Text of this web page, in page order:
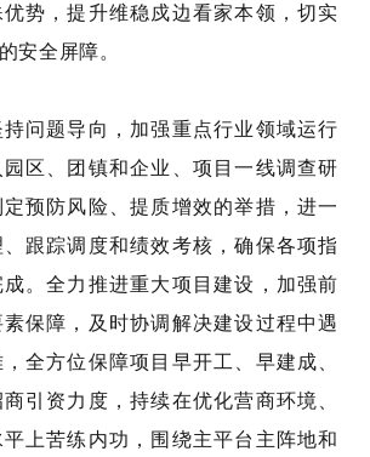
势，提升维稳戍边看家本领，切实
安全屏障。
问题导向，加强重点行业领域运行
区、团镇和企业、项目一线调查研
预防风险、提质增效的举措，进一
跟踪调度和绩效考核，确保各项指
。全力推进重大项目建设，加强前
保障，及时协调解决建设过程中遇
全方位保障项目早开工、早建成、
引资力度，持续在优化营商环境、
上苦练内功，围绕主平台主阵地和